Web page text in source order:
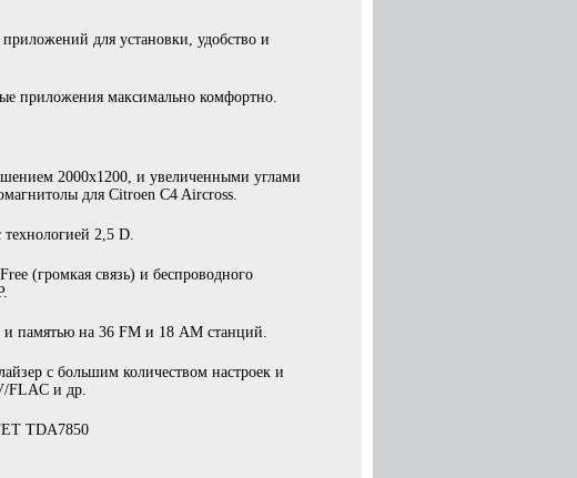
для установки, удобство и
приложения максимально комфортно.
2000х1200, и увеличенными углами
для Citroen C4 Aircross.
технологией 2,5 D.
(громкая связь) и беспроводного
памятью на 36 FM и 18 AM станций.
с большим количеством настроек и
FLAC и др.
TDA7850